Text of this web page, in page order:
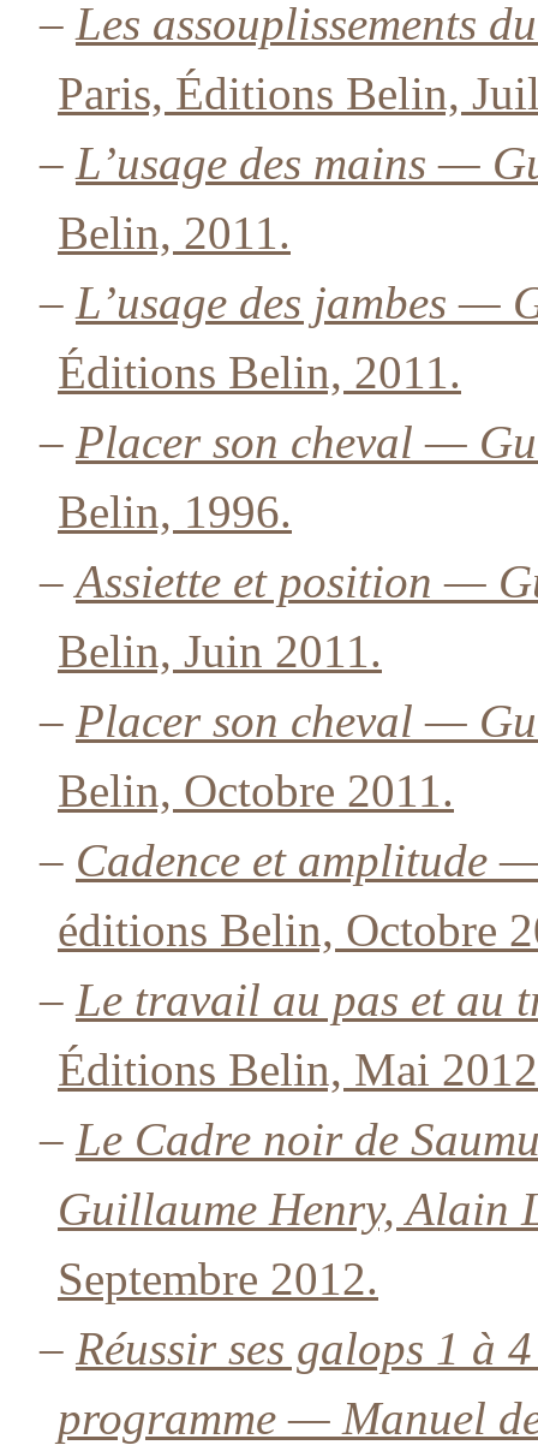
– Les assouplissements
Paris, Éditions Belin,
– L’usage des mains —
Belin, 2011.
– L’usage des jambes —
Éditions Belin, 2011.
– Placer son cheval —
Belin, 1996.
–Assiette et position —
Belin, Juin 2011.
– Placer son cheval —
Belin, Octobre 2011.
– Cadence et amplitude
éditions Belin, Octobre
– Le travail au pas et au
Éditions Belin, Mai
– Le Cadre noir de
Guillaume Henry, Alain
Septembre 2012.
– Réussir ses galops 1 à
programme — Manuel